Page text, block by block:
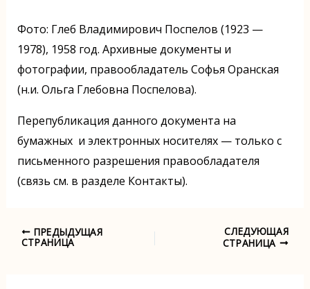
Фото: Глеб Владимирович Поспелов (1923 —
1978), 1958 год. Архивные документы и
фотографии, правообладатель Софья Оранская
(н.и. Ольга Глебовна Поспелова).
Перепубликация данного документа на
бумажных и электронных носителях — только с
письменного разрешения правообладателя
(связь см. в разделе Контакты).
Навигация
ПРЕДЫДУЩАЯ
СТРАНИЦА
СЛЕДУЮЩАЯ
СТРАНИЦА